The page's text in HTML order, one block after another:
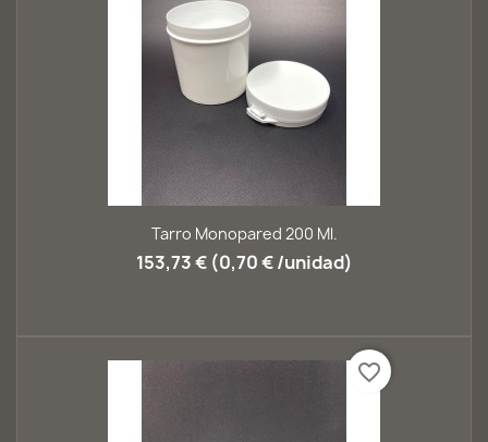
Tarro Monopared 200 Ml.
153,73 € (0,70 € /unidad)
favorite_border